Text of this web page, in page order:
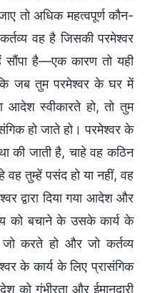
तो अधिक महत्वपूर्ण कौन-
वह है जिसकी परमेश्वर
है—एक कारण तो यही
जब तुम परमेश्वर के घर में
आदेश स्वीकारते हो, तो तुम
हो जाते हो। परमेश्वर के
की जाती है, चाहे वह कठिन
वह तुम्हें पसंद हो या नहीं, वह
द्वारा दिया गया आदेश और
को बचाने के उसके कार्य के
करते हो और जो कर्तव्य
के कार्य के लिए प्रासंगिक
को गंभीरता और ईमानदारी